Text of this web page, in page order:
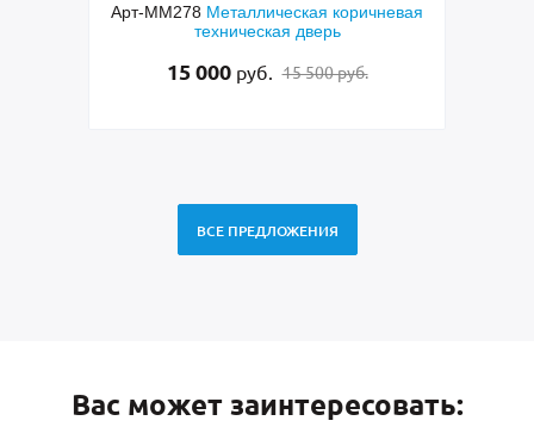
Арт-ММ278Металлическая коричневая
техническая дверь
руб. 15 500 руб.
ВСЕ ПРЕДЛОЖЕНИЯ
Вас может заинтересовать: